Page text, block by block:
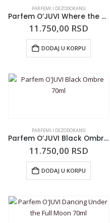
PARFEMI I DEZODORANSI
Parfem O’JUVI Where the Story Begins 70ml
11.750,00 RSD
DODAJ U KORPU
PARFEMI I DEZODORANSI
Parfem O’JUVI Black Ombre 70ml
11.750,00 RSD
DODAJ U KORPU